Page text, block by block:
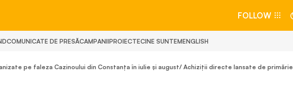
FOLLOW
COMUNICATE DE PRESĂCAMPANIIPROIECTECINE SUNTEMENGLISH
pe faleza Cazinoului din Constanța în iulie și august/ Achiziții directe lansate de primărie